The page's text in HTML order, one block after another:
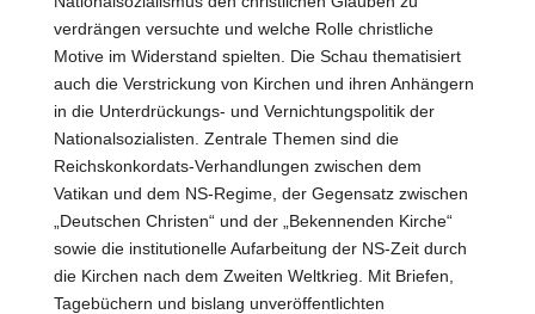
verdrängen versuchte und welche Rolle christliche
Motive im Widerstand spielten. Die Schau thematisiert
auch die Verstrickung von Kirchen und ihren Anhängern
in die Unterdrückungs- und Vernichtungspolitik der
Nationalsozialisten. Zentrale Themen sind die
Reichskonkordats-Verhandlungen zwischen dem
Vatikan und dem NS-Regime, der Gegensatz zwischen
„Deutschen Christen“ und der „Bekennenden Kirche“
sowie die institutionelle Aufarbeitung der NS-Zeit durch
die Kirchen nach dem Zweiten Weltkrieg. Mit Briefen,
Tagebüchern und bislang unveröffentlichten